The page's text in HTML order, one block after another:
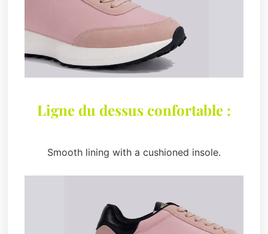
Ligne du dessus confortable :
Smooth lining with a cushioned insole.